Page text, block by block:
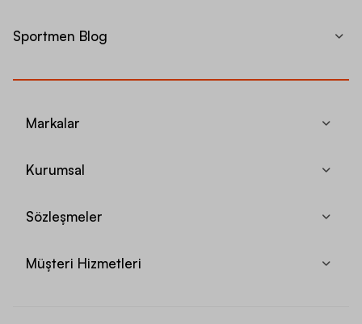
Sportmen Blog
Markalar
Kurumsal
Sözleşmeler
Müşteri Hizmetleri